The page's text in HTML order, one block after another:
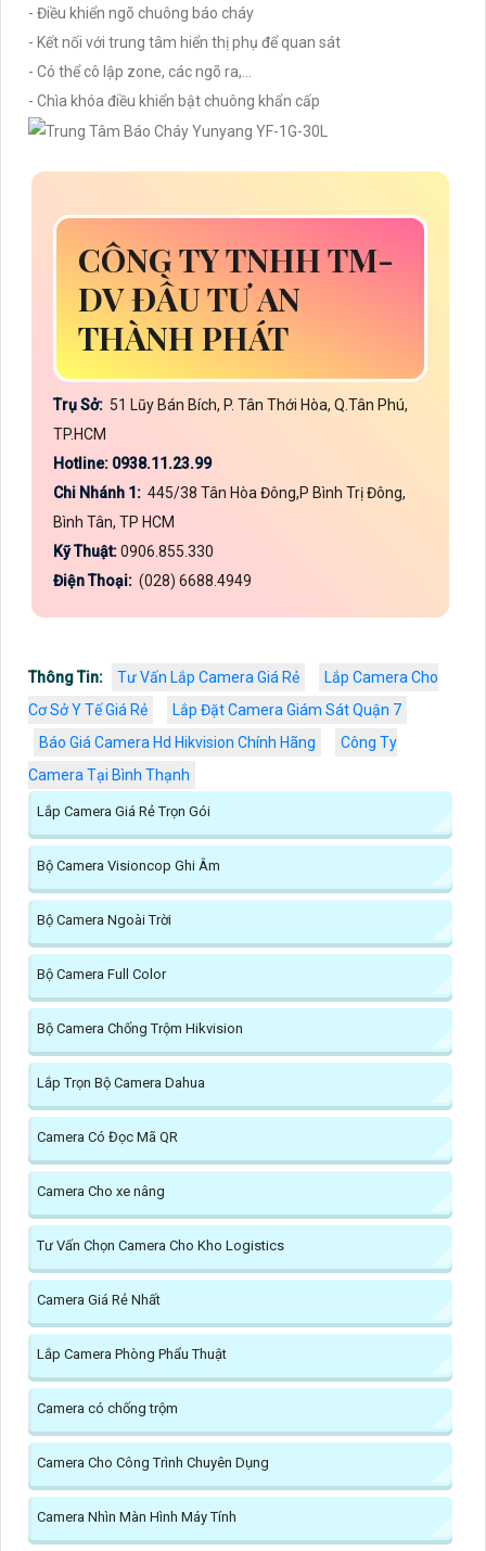
- Điều khiển ngõ chuông báo cháy
- Kết nối với trung tâm hiển thị phụ để quan sát
- Có thể cô lập zone, các ngõ ra,…
- Chìa khóa điều khiển bật chuông khẩn cấp
CÔNG TY TNHH TM-
DV ĐẦU TƯ AN
THÀNH PHÁT
Trụ Sở: 51 Lũy Bán Bích, P. Tân Thới Hòa, Q.Tân Phú,
TP.HCM
Hotline: 0938.11.23.99
Chi Nhánh 1: 445/38 Tân Hòa Đông,P Bình Trị Đông,
Bình Tân, TP HCM
Kỹ Thuật:0906.855.330
Điện Thoại: (028) 6688.4949
Thông Tin: Tư Vấn Lắp Camera Giá Rẻ
Lắp Camera Cho
Cơ Sở Y Tế Giá Rẻ
Lắp Đặt Camera Giám Sát Quận 7
Báo Giá Camera Hd Hikvision Chính Hãng
Công Ty
Camera Tại Bình Thạnh
Lắp Camera Giá Rẻ Trọn Gói
Bộ Camera Visioncop Ghi Âm
Bộ Camera Ngoài Trời
Bộ Camera Full Color
Bộ Camera Chống Trộm Hikvision
Lắp Trọn Bộ Camera Dahua
Camera Có Đọc Mã QR
Camera Cho xe nâng
Tư Vấn Chọn Camera Cho Kho Logistics
Camera Giá Rẻ Nhất
Lắp Camera Phòng Phẩu Thuật
Camera có chống trộm
Camera Cho Công Trình Chuyên Dụng
Camera Nhìn Màn Hình Máy Tính